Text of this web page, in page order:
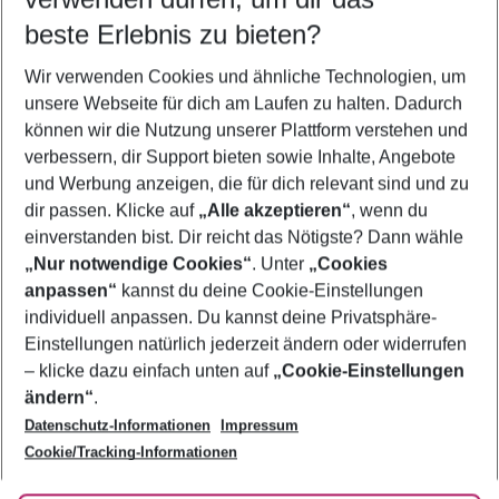
Flug & Hotel Magalluf
Last Minute Magalluf
Familienurlaub Magalluf
Frübucher Angebote Magalluf für 2026
Urlaub Magalluf
Footer
Footer navigation
Über uns
AGB
Bestpreisgarantie
Cookie-Einstellungen ändern
Cookie-Richtlinie
Agenturbetreuung
Barrierefreies Reisen
Folge uns
beste Erlebnis zu bieten?
Wir verwenden Cookies und ähnliche Technologien, um
unsere Webseite für dich am Laufen zu halten. Dadurch
können wir die Nutzung unserer Plattform verstehen und
verbessern, dir Support bieten sowie Inhalte, Angebote
und Werbung anzeigen, die für dich relevant sind und zu
dir passen. Klicke auf „Alle akzeptieren“, wenn du
einverstanden bist. Dir reicht das Nötigste? Dann wähle
„Nur notwendige Cookies“. Unter „Cookies
anpassen“ kannst du deine Cookie-Einstellungen
individuell anpassen. Du kannst deine Privatsphäre-
Einstellungen natürlich jederzeit ändern oder widerrufen
– klicke dazu einfach unten auf „Cookie-Einstellungen
ändern“.
Datenschutz-Informationen
Impressum
Cookie/Tracking-Informationen